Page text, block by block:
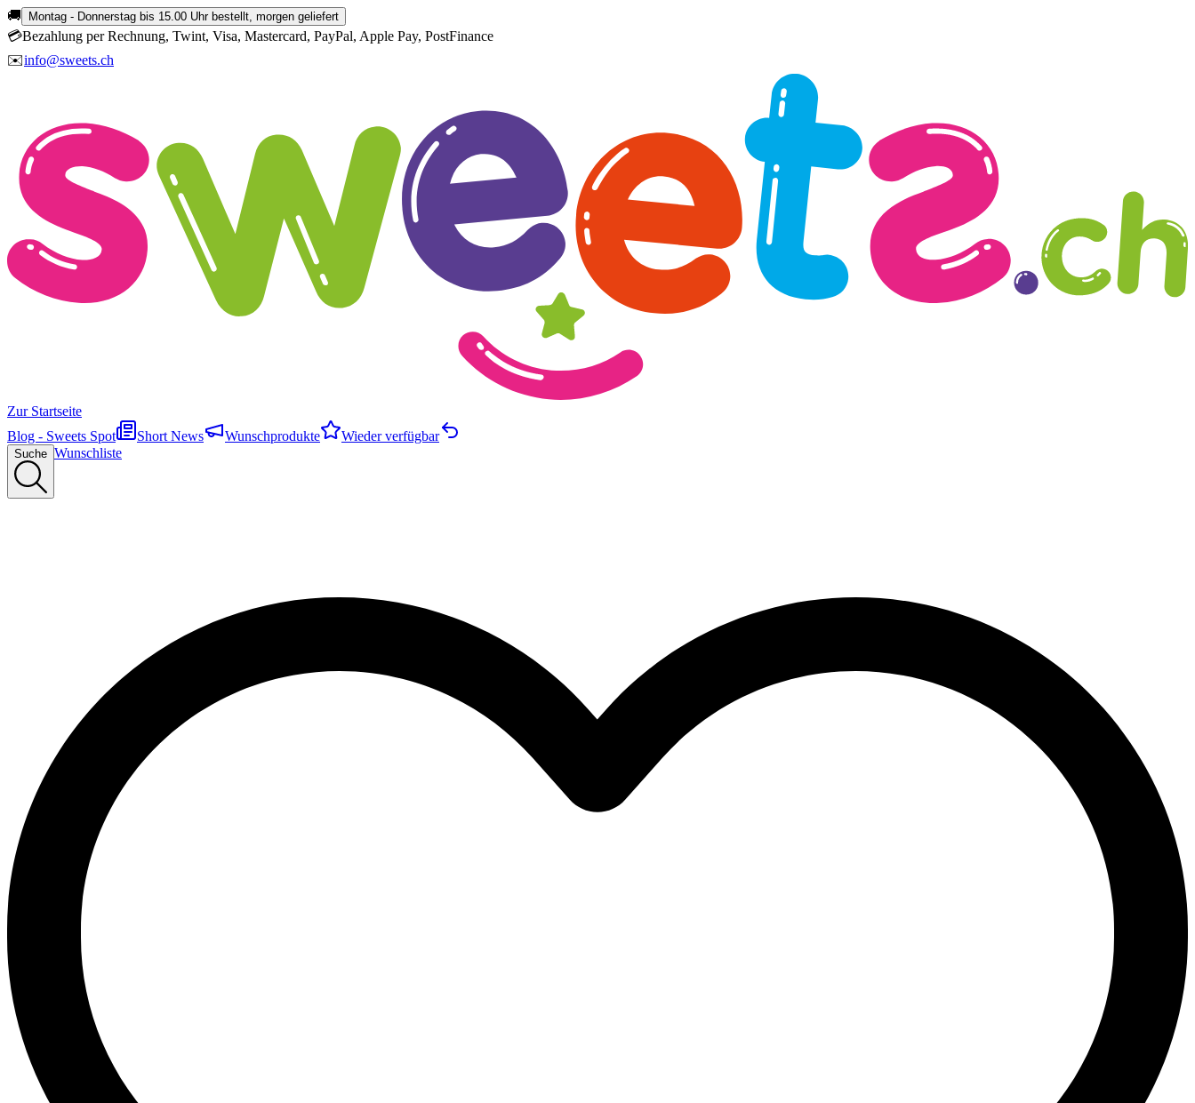
🚚 Montag - Donnerstag bis 15.00 Uhr bestellt, morgen geliefert
💳Bezahlung per Rechnung, Twint, Visa, Mastercard, PayPal, Apple Pay, PostFinance
✉️info@sweets.ch
Zur Startseite
Blog - Sweets Spot
Short News Wunschprodukte Wieder verfügbar
Suche Wunschliste